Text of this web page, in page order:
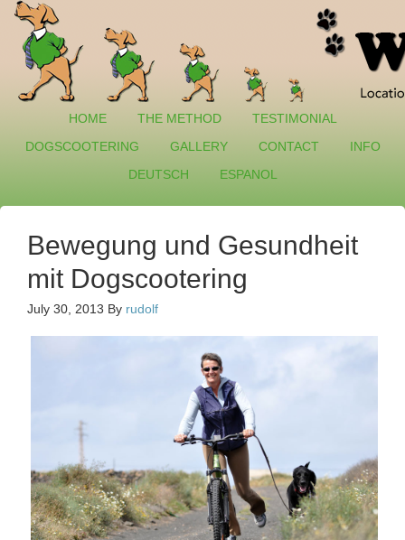
HOME THE METHOD
TESTIMONIAL
DOGSCOOTERING
GALLERY CONTACT
INFO
DEUTSCH
ESPANOL
Bewegung und Gesundheit
mit Dogscootering
July 30, 2013 By rudolf